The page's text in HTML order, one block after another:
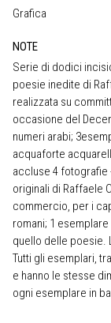
Grafica
NOTE
Serie di dodici
poesie inedite di
realizzata su
occasione del
numeri arabi;
acquaforte
accluse 4 fotografie
originali di Raffaele
commercio, per i
romani; 1
quello delle poesie.
Tutti gli esemplari,
e hanno le stesse
ogni esemplare in